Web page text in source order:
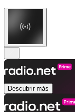
Descubrir más